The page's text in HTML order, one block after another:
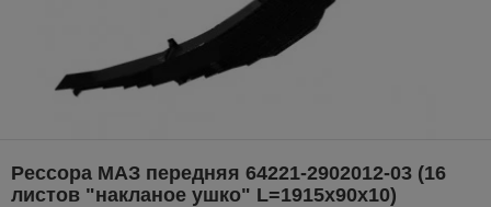
Рессора МАЗ передняя 64221-2902012-03 (16
листов "накланое ушко" L=1915х90х10)